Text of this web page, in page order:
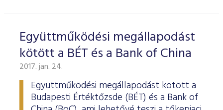
Együttműködési megállapodást
kötött a BÉT és a Bank of China
2017. jan. 24.
Együttműködési megállapodást kötött a
Budapesti Értéktőzsde (BÉT) és a Bank of